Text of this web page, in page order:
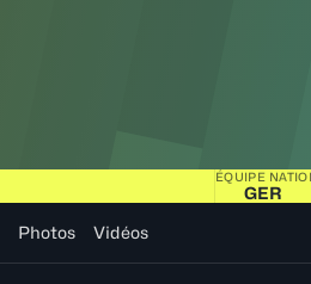
ÉQUIPE
GER
Photos Vidéos